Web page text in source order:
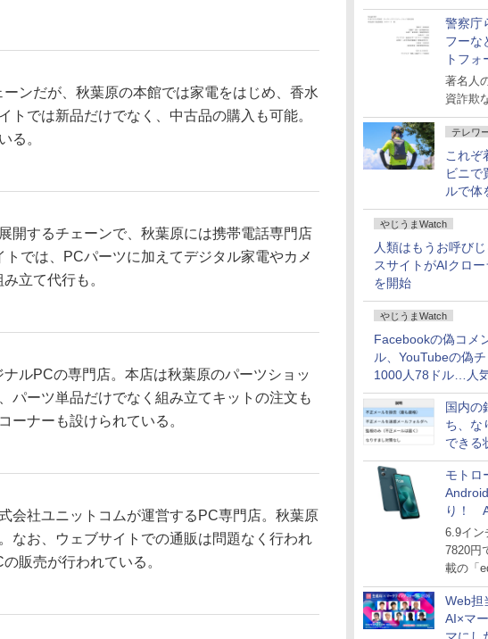
警察庁
フーな
トフォ
し詐欺
著名人
資詐欺
テレワ
これ
ビニで
ルで体
ストが
どいい
ど！そ
やじうまWatch
人類はもうお呼び
スサイトがAIクロ
を開始
やじうまWatch
Facebookの偽コメ
ル、YouTubeの偽
1000人78ドル…人
価格リストが公開中
国内の
ち、な
できる
にとど
セキュ
モトロ
り！
ル
6.9イン
7820円
載の「
Web担
AI×マ
ンだが、秋葉原の本館では家電をはじめ、香水
トでは新品だけでなく、中古品の購入も可能。
る。
開するチェーンで、秋葉原には携帯電話専門店
では、PCパーツに加えてデジタル家電やカメ
立て代行も。
ルPCの専門店。本店は秋葉原のパーツショッ
パーツ単品だけでなく組み立てキットの注文も
ーナーも設けられている。
会社ユニットコムが運営するPC専門店。秋葉原
なお、ウェブサイトでの通販は問題なく行われ
販売が行われている。